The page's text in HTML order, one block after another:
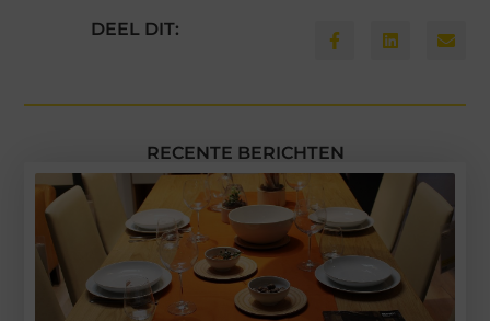
DEEL DIT:
RECENTE BERICHTEN